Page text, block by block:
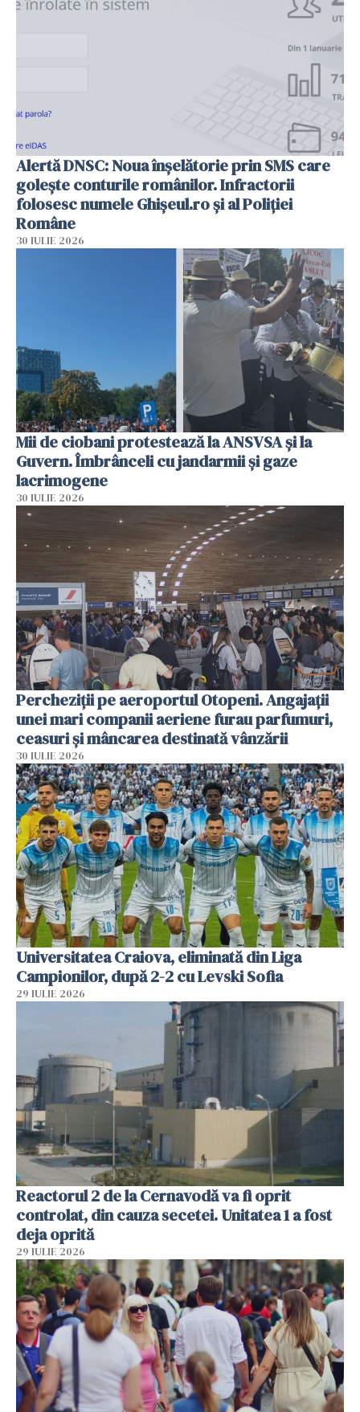
Alertă DNSC: Noua înșelătorie prin SMS care
golește conturile românilor. Infractorii
folosesc numele Ghișeul.ro și al Poliției
Române
30 IULIE 2026
Mii de ciobani protestează la ANSVSA și la
Guvern. Îmbrânceli cu jandarmii și gaze
lacrimogene
30 IULIE 2026
Percheziții pe aeroportul Otopeni. Angajații
unei mari companii aeriene furau parfumuri,
ceasuri și mâncarea destinată vânzării
30 IULIE 2026
Universitatea Craiova, eliminată din Liga
Campionilor, după 2-2 cu Levski Sofia
29 IULIE 2026
Reactorul 2 de la Cernavodă va fi oprit
controlat, din cauza secetei. Unitatea 1 a fost
deja oprită
29 IULIE 2026